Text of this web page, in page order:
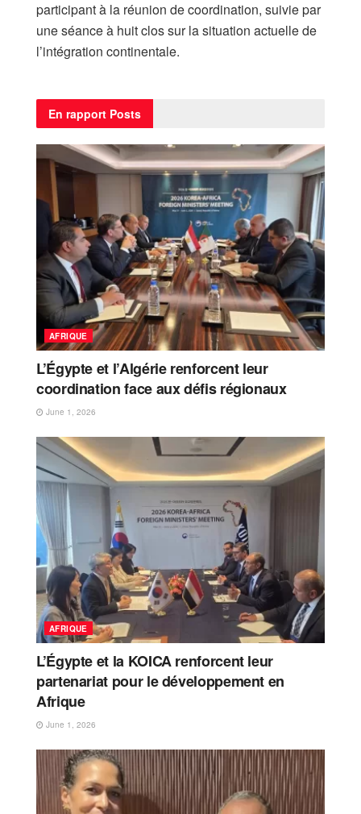
participant à la réunion de coordination, suivie par
une séance à huit clos sur la situation actuelle de
l’intégration continentale.
En rapport Posts
AFRIQUE
L’Égypte et l’Algérie renforcent leur
coordination face aux défis régionaux
June 1, 2026
AFRIQUE
L’Égypte et la KOICA renforcent leur
partenariat pour le développement en
Afrique
June 1, 2026